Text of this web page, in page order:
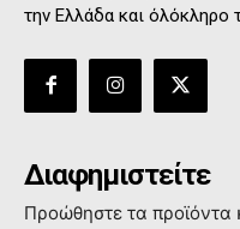
την Ελλάδα και όλόκληρο
Διαφημιστείτε
Προώθηστε τα προϊόντα